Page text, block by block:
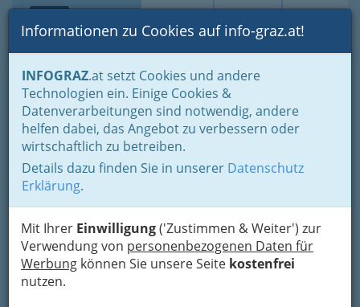
Suche Login Toggle
Informationen zu Cookies auf info-graz.at!
INFOGRAZ.at setzt Cookies und andere
Technologien ein. Einige Cookies &
Datenverarbeitungen sind notwendig, andere
helfen dabei, das Angebot zu verbessern oder
wirtschaftlich zu betreiben.
Details dazu finden Sie in unserer Datenschutz
Erklärung.
Mit Ihrer Einwilligung('Zustimmen & Weiter') zur
Verwendung von personenbezogenen Daten für
Werbung können Sie unsere Seite kostenfrei
nutzen.
Home Branchen
Einkaufen & Schenken - der Handel
Handel in Graz
Spezielles Einkaufen und Schenken
Allgemeiner Handel
Uneingeschränktes Handelsgewerbe
Uneingeschränktes
Handelsgewerbe